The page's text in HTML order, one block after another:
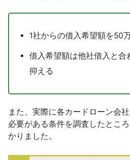
1社からの借入希望額を50
借入希望額は他社借入と合
抑える
また、実際に各カードローン会
必要がある条件を調査したとこ
かりました。